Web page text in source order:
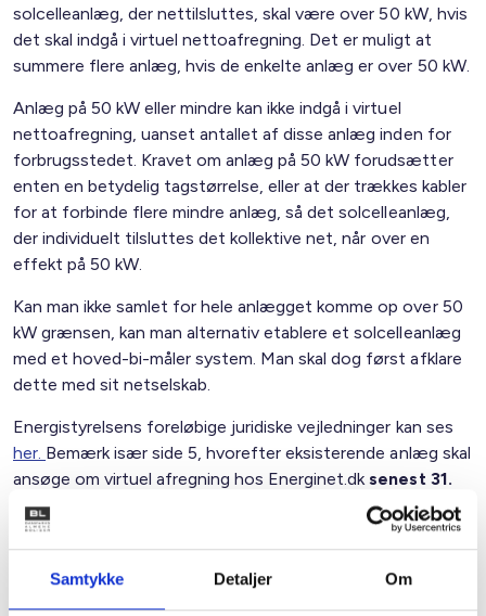
Samtykke Detaljer Om
solcelleanlæg, der nettilsluttes, skal være over 50 kW, hvis
det skal indgå i virtuel nettoafregning. Det er muligt at
summere flere anlæg, hvis de enkelte anlæg er over 50 kW.
Anlæg på 50 kW eller mindre kan ikke indgå i virtuel
nettoafregning, uanset antallet af disse anlæg inden for
forbrugsstedet. Kravet om anlæg på 50 kW forudsætter
enten en betydelig tagstørrelse, eller at der trækkes kabler
for at forbinde flere mindre anlæg, så det solcelleanlæg,
der individuelt tilsluttes det kollektive net, når over en
effekt på 50 kW.
Kan man ikke samlet for hele anlægget komme op over 50
kW grænsen, kan man alternativ etablere et solcelleanlæg
med et hoved-bi-måler system. Man skal dog først afklare
dette med sit netselskab.
Energistyrelsens foreløbige juridiske vejledninger kan ses
her. Bemærk især side 5, hvorefter eksisterende anlæg skal
ansøge om virtuel afregning hos Energinet.dksenest 31.
december 2015
Med venlig hilsen